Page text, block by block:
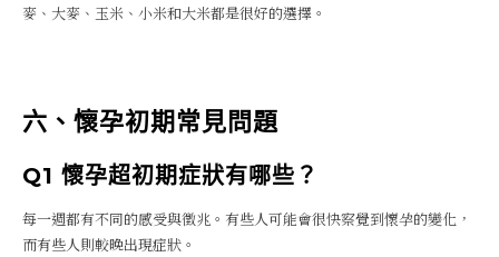
麥、大麥、玉米、小米和大米都是很好的選擇。
六、懷孕初期常見問題
Q1 懷孕超初期症狀有哪些？
每一週都有不同的感受與徵兆。有些人可能會很快察覺到懷孕的變化，
而有些人則較晚出現症狀。